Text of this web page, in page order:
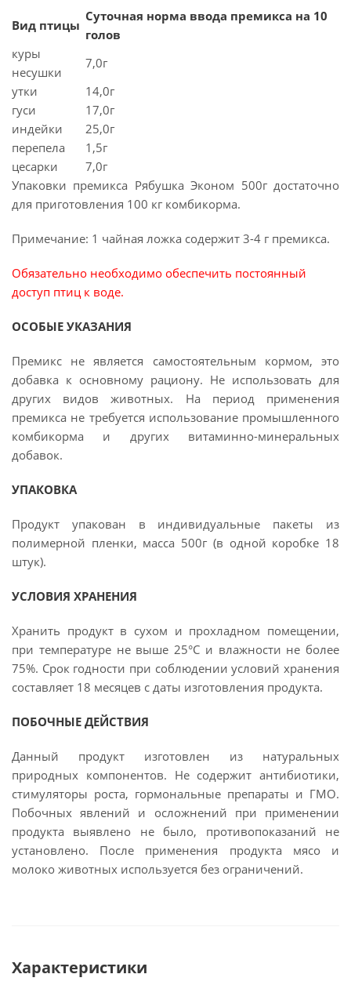
Вид птицы
Суточная норма ввода премикса на 10
голов
куры
несушки
7,0г
утки
14,0г
гуси
17,0г
индейки
25,0г
перепела
1,5г
цесарки
7,0г
Упаковки премикса Рябушка Эконом 500г достаточно
для приготовления 100 кг комбикорма.
Примечание: 1 чайная ложка содержит 3-4 г премикса.
Обязательно необходимо обеспечить постоянный
доступ птиц к воде.
ОСОБЫЕ УКАЗАНИЯ
Премикс не является самостоятельным кормом, это
добавка к основному рациону. Не использовать для
других видов животных. На период применения
премикса не требуется использование промышленного
комбикорма и других витаминно-минеральных
добавок.
УПАКОВКА
Продукт упакован в индивидуальные пакеты из
полимерной пленки, масса 500г (в одной коробке 18
штук).
УСЛОВИЯ ХРАНЕНИЯ
Хранить продукт в сухом и прохладном помещении,
при температуре не выше 25°С и влажности не более
75%. Срок годности при соблюдении условий хранения
составляет 18 месяцев с даты изготовления продукта.
ПОБОЧНЫЕ ДЕЙСТВИЯ
Данный продукт изготовлен из натуральных
природных компонентов. Не содержит антибиотики,
стимуляторы роста, гормональные препараты и ГМО.
Побочных явлений и осложнений при применении
продукта выявлено не было, противопоказаний не
установлено. После применения продукта мясо и
молоко животных используется без ограничений.
Характеристики